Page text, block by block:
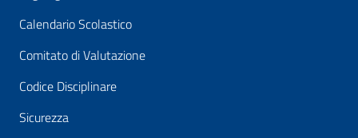
Calendario Scolastico
Comitato di Valutazione
Codice Disciplinare
Sicurezza